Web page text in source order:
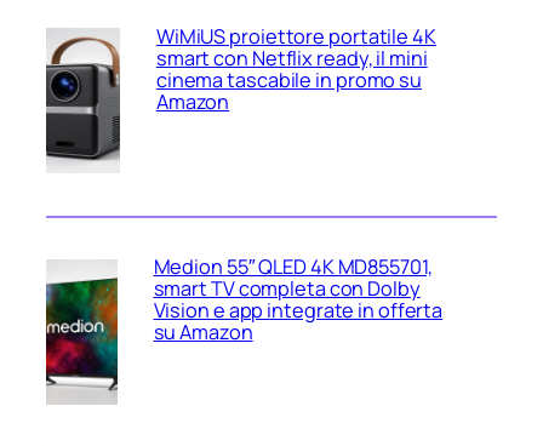
WiMiUS proiettore portatile 4K
smart con Netflix ready, il mini
cinema tascabile in promo su
Amazon
Medion 55″ QLED 4K MD855701,
smart TV completa con Dolby
Vision e app integrate in offerta
su Amazon